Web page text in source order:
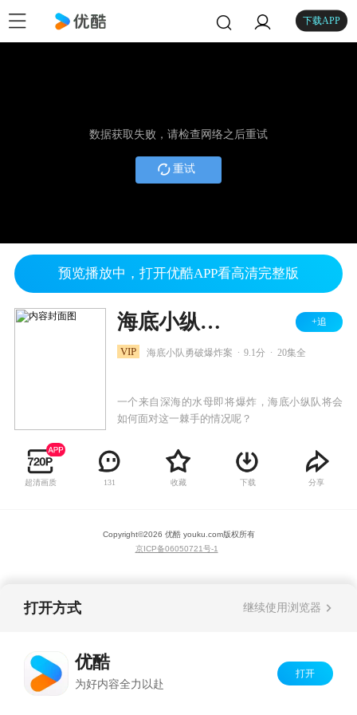
下载APP
数据获取失败，请检查网络之后重试
重试
预览播放中，打开优酷APP看高清完整版
海底小纵队 第三季 +追
VIP 海底小队勇破爆炸案 9.1分 20集全
一个来自深海的水母即将爆炸，海底小纵队将会
如何面对这一棘手的情况呢？
超清画质 131 收藏 下载 分享
Copyright©2026 优酷 youku.com版权所有
京ICP备06050721号-1
打开方式 继续使用浏览器
优酷
为好内容全力以赴
打开